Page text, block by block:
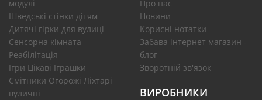
модулі
Шведські стінки дітям
Дитячі гірки для вулиці
Сенсорна кімната
Реабілітація
Ігри Цікаві Іграшки
Смітники Огорожі Ліхтарі
вуличні
Про нас
Новини
Корисні нотатки
Забава інтернет магазин -
блог
Зворотній зв'язок
ВИРОБНИКИ